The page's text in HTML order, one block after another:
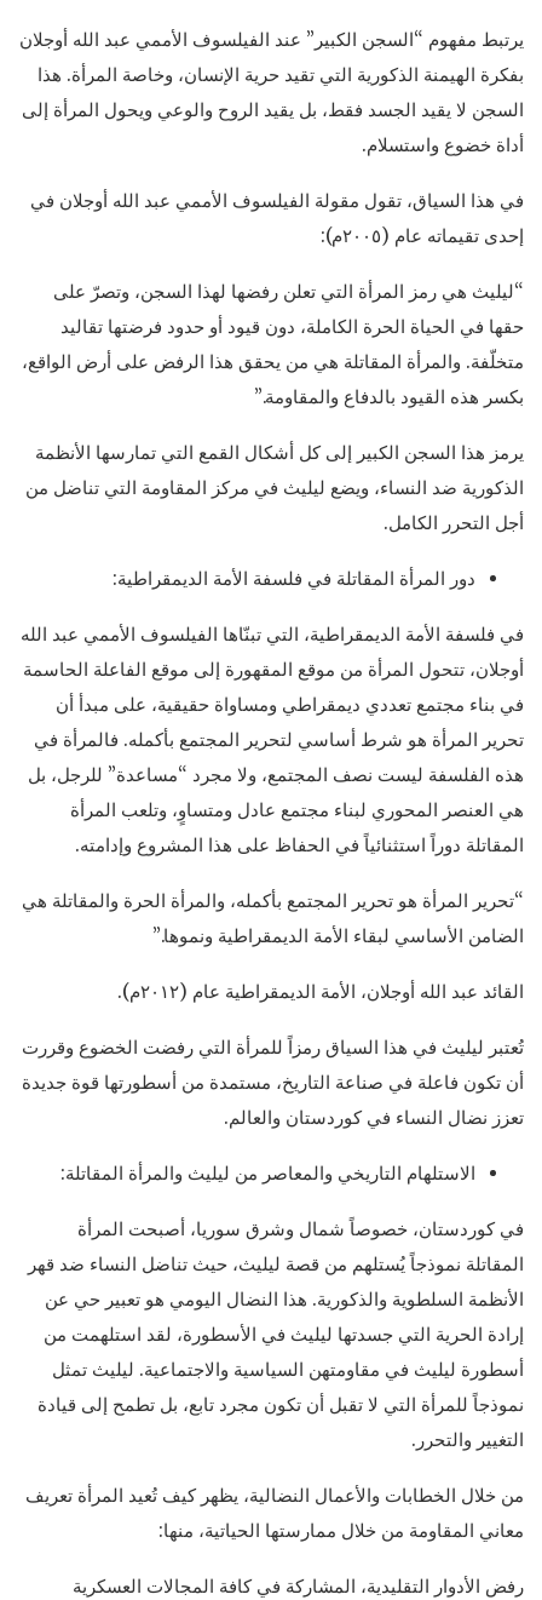
يرتبط مفهوم “السجن الكبير” عند الفيلسوف الأممي عبد الله أوجلان
بفكرة الهيمنة الذكورية التي تقيد حرية الإنسان، وخاصة المرأة. هذا
السجن لا يقيد الجسد فقط، بل يقيد الروح والوعي ويحول المرأة إلى
أداة خضوع واستسلام.
في هذا السياق، تقول مقولة الفيلسوف الأممي عبد الله أوجلان في
إحدى تقيماته عام (٢٠٠٥م):
“ليليث هي رمز المرأة التي تعلن رفضها لهذا السجن، وتصرّ على
حقها في الحياة الحرة الكاملة، دون قيود أو حدود فرضتها تقاليد
متخلّفة. والمرأة المقاتلة هي من يحقق هذا الرفض على أرض الواقع،
بكسر هذه القيود بالدفاع والمقاومة.”
يرمز هذا السجن الكبير إلى كل أشكال القمع التي تمارسها الأنظمة
الذكورية ضد النساء، ويضع ليليث في مركز المقاومة التي تناضل من
أجل التحرر الكامل.
دور المرأة المقاتلة في فلسفة الأمة الديمقراطية:
في فلسفة الأمة الديمقراطية، التي تبنّاها الفيلسوف الأممي عبد الله
أوجلان، تتحول المرأة من موقع المقهورة إلى موقع الفاعلة الحاسمة
في بناء مجتمع تعددي ديمقراطي ومساواة حقيقية، على مبدأ أن
تحرير المرأة هو شرط أساسي لتحرير المجتمع بأكمله. فالمرأة في
هذه الفلسفة ليست نصف المجتمع، ولا مجرد “مساعدة” للرجل، بل
هي العنصر المحوري لبناء مجتمع عادل ومتساوٍ، وتلعب المرأة
المقاتلة دوراً استثنائياً في الحفاظ على هذا المشروع وإدامته.
“تحرير المرأة هو تحرير المجتمع بأكمله، والمرأة الحرة والمقاتلة هي
الضامن الأساسي لبقاء الأمة الديمقراطية ونموها.”
القائد عبد الله أوجلان، الأمة الديمقراطية عام (٢٠١٢م).
تُعتبر ليليث في هذا السياق رمزاً للمرأة التي رفضت الخضوع وقررت
أن تكون فاعلة في صناعة التاريخ، مستمدة من أسطورتها قوة جديدة
تعزز نضال النساء في كوردستان والعالم.
الاستلهام التاريخي والمعاصر من ليليث والمرأة المقاتلة:
في كوردستان، خصوصاً شمال وشرق سوريا، أصبحت المرأة
المقاتلة نموذجاً يُستلهم من قصة ليليث، حيث تناضل النساء ضد قهر
الأنظمة السلطوية والذكورية. هذا النضال اليومي هو تعبير حي عن
إرادة الحرية التي جسدتها ليليث في الأسطورة، لقد استلهمت من
أسطورة ليليث في مقاومتهن السياسية والاجتماعية. ليليث تمثل
نموذجاً للمرأة التي لا تقبل أن تكون مجرد تابع، بل تطمح إلى قيادة
التغيير والتحرر.
من خلال الخطابات والأعمال النضالية، يظهر كيف تُعيد المرأة تعريف
معاني المقاومة من خلال ممارستها الحياتية، منها:
رفض الأدوار التقليدية، المشاركة في كافة المجالات العسكرية